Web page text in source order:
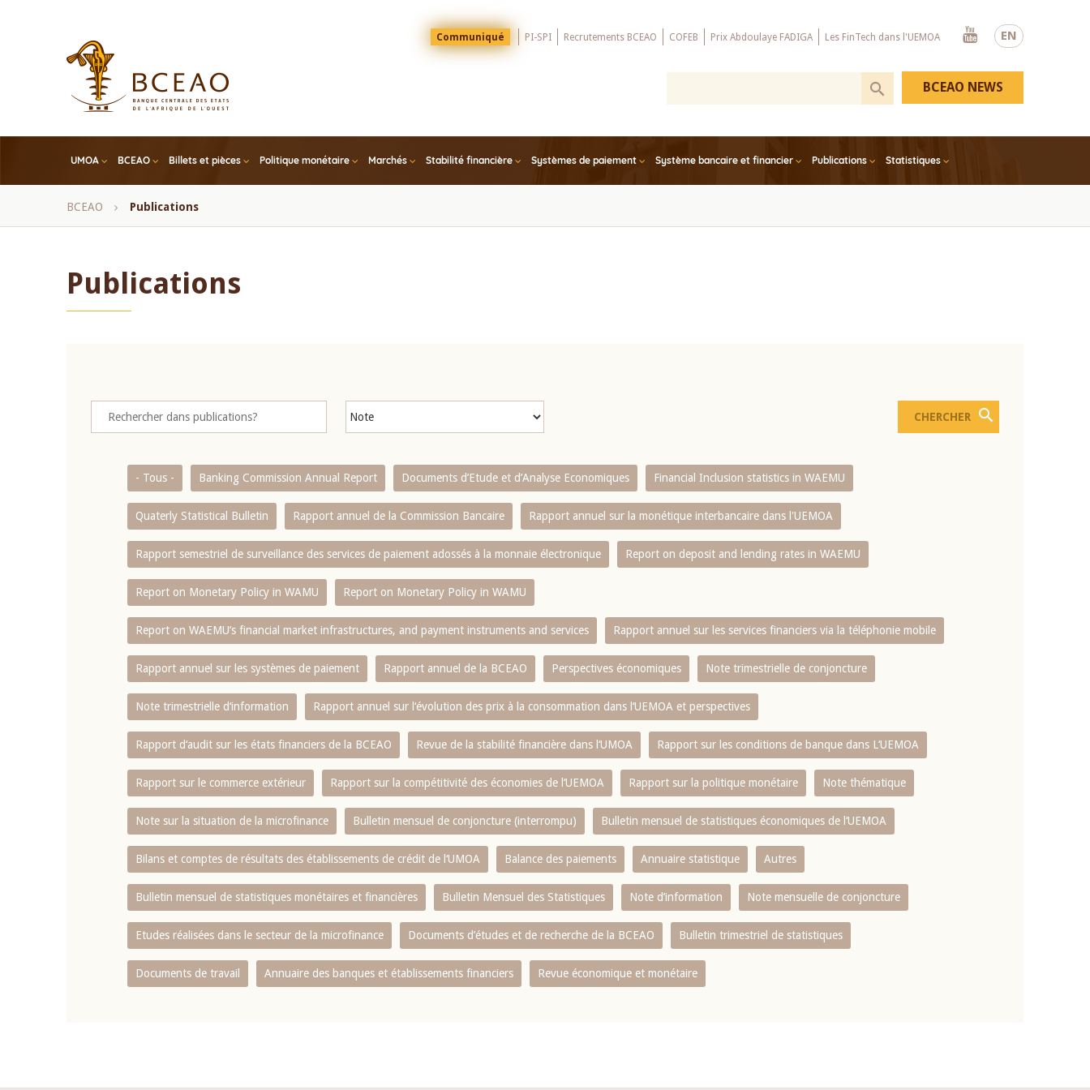
EN
Menu
Top
Communiqué PI-SPI Recrutements BCEAO COFEB Prix Abdoulaye FADIGA Les FinTech dans l'UEMOA
Youtube
UMOA BCEAO Billets et pièces Politique monétaire Marchés Stabilité financière Systèmes de paiement Système bancaire et financier Publications Statistiques
BCEAO NEWS
Fil
BCEAO Publications
Publications
- Tous - Banking Commission Annual Report Documents d’Etude et d’Analyse Economiques Financial Inclusion statistics in WAEMU
Quaterly Statistical Bulletin Rapport annuel de la Commission Bancaire Rapport annuel sur la monétique interbancaire dans l'UEMOA
Rapport semestriel de surveillance des services de paiement adossés à la monnaie électronique Report on deposit and lending rates in WAEMU
Report on Monetary Policy in WAMU Report on Monetary Policy in WAMU
Report on WAEMU’s financial market infrastructures, and payment instruments and services Rapport annuel sur les services financiers via la téléphonie mobile
Rapport annuel sur les systèmes de paiement Rapport annuel de la BCEAO Perspectives économiques Note trimestrielle de conjoncture
Note trimestrielle d‘information Rapport annuel sur l‘évolution des prix à la consommation dans l‘UEMOA et perspectives
Rapport d‘audit sur les états financiers de la BCEAO Revue de la stabilité financière dans l‘UMOA Rapport sur les conditions de banque dans L‘UEMOA
Rapport sur le commerce extérieur Rapport sur la compétitivité des économies de l‘UEMOA Rapport sur la politique monétaire Note thématique
Note sur la situation de la microfinance Bulletin mensuel de conjoncture (interrompu) Bulletin mensuel de statistiques économiques de l‘UEMOA
Bilans et comptes de résultats des établissements de crédit de l‘UMOA Balance des paiements Annuaire statistique Autres
Bulletin mensuel de statistiques monétaires et financières Bulletin Mensuel des Statistiques Note d’information Note mensuelle de conjoncture
Etudes réalisées dans le secteur de la microfinance Documents d’études et de recherche de la BCEAO Bulletin trimestriel de statistiques
Documents de travail Annuaire des banques et établissements financiers Revue économique et monétaire